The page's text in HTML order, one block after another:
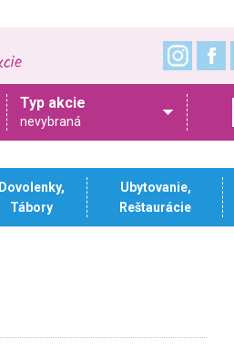
Typ akcie
nevybraná
Dovolenky,
Tábory
Ubytovanie,
Reštaurácie